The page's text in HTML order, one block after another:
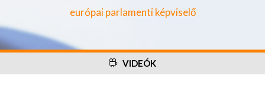
európai parlamenti képviselő
VIDEÓK